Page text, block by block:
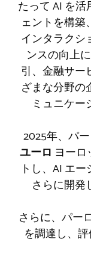
たって AI を
ェントを構築
インタラクシ
ンスの向上
引、金融サー
ざまな分野の
ミュニケー
2025年、パ
ユーロ ヨー
トし、AI エ
さらに開発
さらに、パー
を調達し、